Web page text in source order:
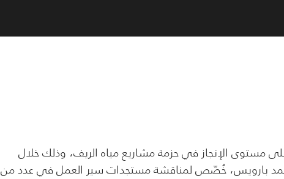
مستوى الإنجاز في حزمة مشاريع مياه الريف، وذلك خلال
محمد بارويس، خُصّص لمناقشة مستجدات سير العمل في عدد من